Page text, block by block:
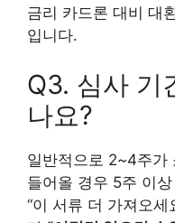
금리 카드론 대비 대
입니다.
Q3. 심사 기
나요?
일반적으로 2~4주가
들어올 경우 5주 이
“이 서류 더 가져오세